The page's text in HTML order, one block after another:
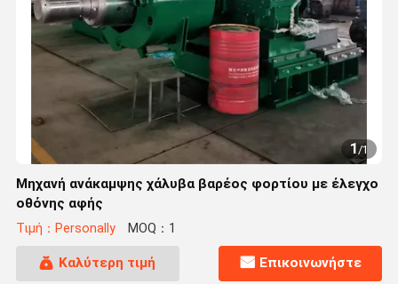
1/1
Μηχανή ανάκαμψης χάλυβα βαρέος φορτίου με έλεγχο
οθόνης αφής
Τιμή：Personally MOQ：1
Καλύτερη τιμή Επικοινωνήστε